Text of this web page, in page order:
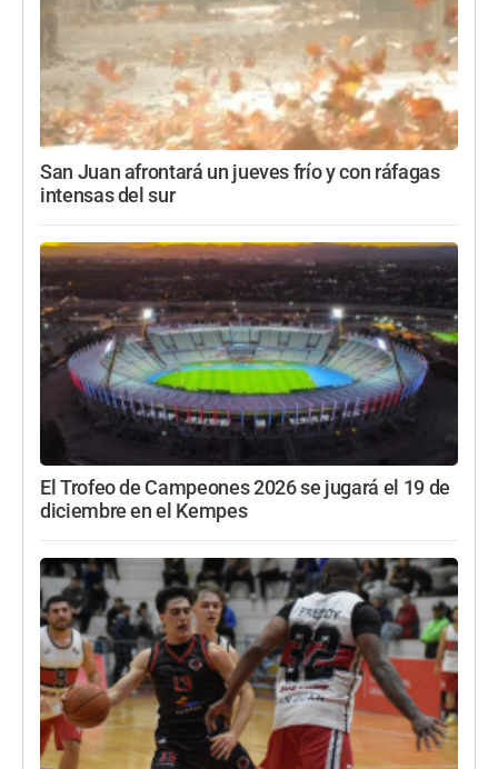
San Juan afrontará un jueves frío y con ráfagas
intensas del sur
El Trofeo de Campeones 2026 se jugará el 19 de
diciembre en el Kempes